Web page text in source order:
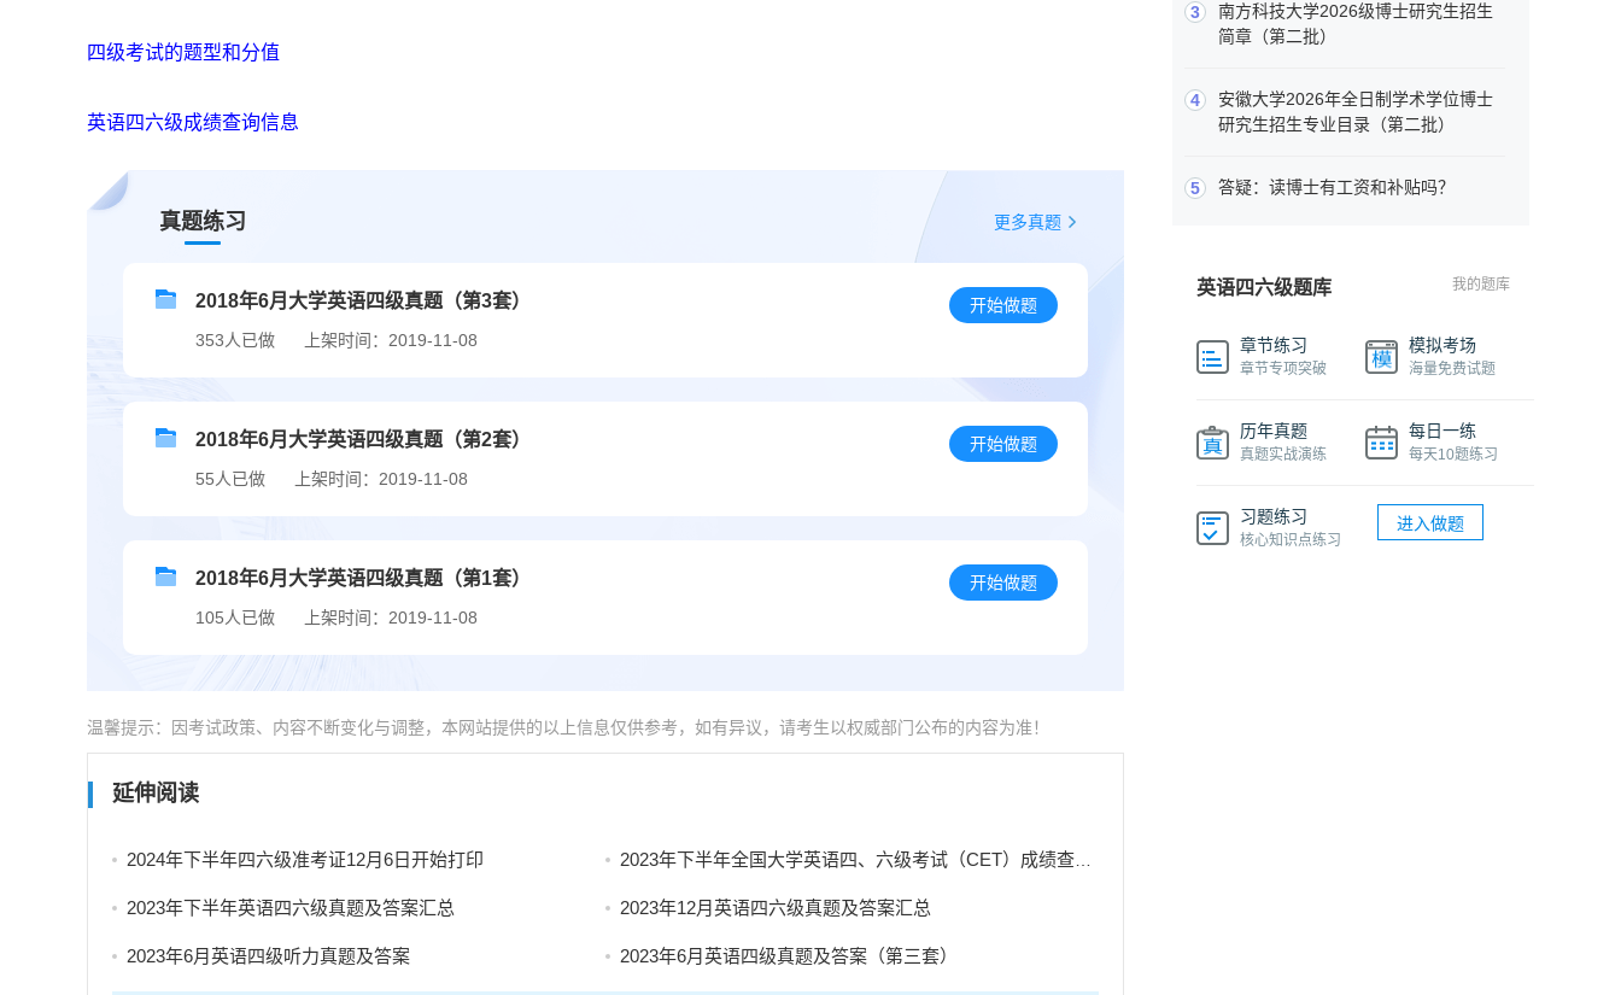
四级考试的题型和分值
英语四六级成绩查询信息
真题练习 更多真题
2018年6月大学英语四级真题（第3套）
353人已做 上架时间：2019-11-08
开始做题
2018年6月大学英语四级真题（第2套）
55人已做 上架时间：2019-11-08
开始做题
2018年6月大学英语四级真题（第1套）
105人已做 上架时间：2019-11-08
开始做题
温馨提示：因考试政策、内容不断变化与调整，本网站提供的以上信息仅供参考，如有异议，请考生以权威部门公布的内容为准！
延伸阅读
2024年下半年四六级准考证12月6日开始打印 2023年下半年全国大学英语四、六级考试（CET）成绩查询有关安排
2023年下半年英语四六级真题及答案汇总 2023年12月英语四六级真题及答案汇总
2023年6月英语四级听力真题及答案 2023年6月英语四级真题及答案（第三套）
3
南方科技大学2026级博士研究生招生
简章（第二批）
4
安徽大学2026年全日制学术学位博士
研究生招生专业目录（第二批）
5 答疑：读博士有工资和补贴吗？
英语四六级题库 我的题库
章节练习
章节专项突破
模拟考场
海量免费试题
历年真题
真题实战演练
每日一练
每天10题练习
习题练习
核心知识点练习
进入做题